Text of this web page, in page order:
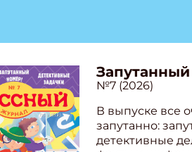
№7 (2026)
В выпуске все
запутанно:
детективные